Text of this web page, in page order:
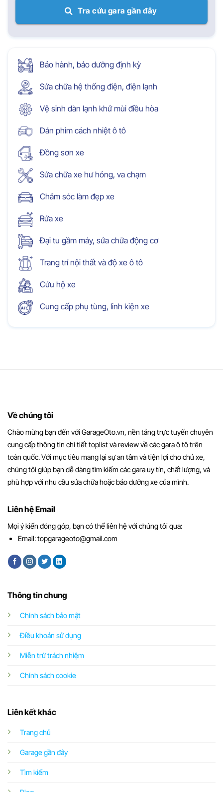
Tra cứu gara gần đây
Bảo hành, bảo dưỡng định kỳ
Sửa chữa hệ thống điện, điện lạnh
Vệ sinh dàn lạnh khử mùi điều hòa
Dán phim cách nhiệt ô tô
Đồng sơn xe
Sửa chữa xe hư hỏng, va chạm
Chăm sóc làm đẹp xe
Rửa xe
Đại tu gầm máy, sửa chữa động cơ
Trang trí nội thất và độ xe ô tô
Cứu hộ xe
Cung cấp phụ tùng, linh kiện xe
Về chúng tôi
Chào mừng bạn đến với GarageOto.vn, nền tảng trực tuyến chuyên
cung cấp thông tin chi tiết toplist và review về các gara ô tô trên
toàn quốc. Với mục tiêu mang lại sự an tâm và tiện lợi cho chủ xe,
chúng tôi giúp bạn dễ dàng tìm kiếm các gara uy tín, chất lượng, và
phù hợp với nhu cầu sửa chữa hoặc bảo dưỡng xe của mình.
Thông tin chung
Chính sách bảo mật
Điều khoản sử dụng
Miễn trừ trách nhiệm
Chính sách cookie
Liên kết khác
Trang chủ
Garage gần đây
Tìm kiếm
Liên hệ Email
Mọi ý kiến đóng góp, bạn có thể liên hệ với chúng tôi qua:
Email:topgarageoto@gmail.com